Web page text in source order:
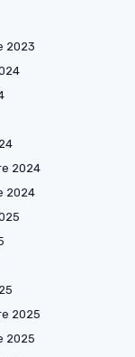
2023
2024
2024
2025
2025